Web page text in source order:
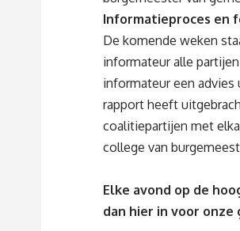
Informatieproces en
De komende weken
informateur alle
informateur een
rapport heeft
coalitiepartijen met
college van
Elke avond op de
dan hier in voor onze